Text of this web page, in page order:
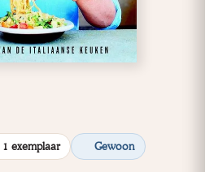
1 exemplaar Gewoon